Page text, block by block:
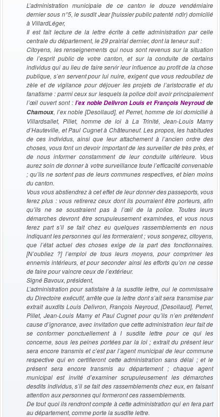
L’administration municipale de ce canton le douze vendémiaire
dernier sous n°5, le susdit Jear [huissier public patenté ndlr) domicilié
à VillardLéger,
Il est fait lecture de la lettre écrite à cette administration par celle
centrale du département, le 29 prairial dernier, dont la teneur suit :
Citoyens, les renseignements qui nous sont revenus sur la situation
de l’esprit public de votre canton, et sur la conduite de certains
individus qui au lieu de faire servir leur influence au profit de la chose
publique, s’en servent pour lui nuire, exigent que vous redoubliez de
zèle et de vigilance pour déjouer les projets de l’aristocratie et du
fanatisme : parmi ceux sur lesquels la police doit avoir principalement
l’œil ouvert sont : l’ex noble Delivron Louis et François Neyroudde
Chamoux, l’ex noble [Desollaud], et Perret, homme de loi domicilié à
Villardsallet, Pillet, homme de loi à La Trinité, Jean-Louis Mamy
d’Hauteville, et Paul Cugnet à Châteuneuf. Les propos, les habitudes
de ces individus, ainsi que leur attachement à l’ancien ordre des
choses, vous font un devoir important de les surveiller de très près, et
de nous informer constamment de leur conduite ultérieure. Vous
aurez soin de donner à votre surveillance toute l’efficacité convenable
; qu’ils ne sortent pas de leurs communes respectives, et bien moins
du canton.
Vous vous abstiendrez à cet effet de leur donner des passeports, vous
ferez plus : vous retirerez ceux dont ils pourraient être porteurs, afin
qu’ils ne se soustraient pas à l’œil de la police. Toutes leurs
démarches devront être scrupuleusement examinées, et vous nous
ferez part s’il se fait chez eu quelques rassemblements en nous
indiquant les personnes qui les formeraient ; vous songerez, citoyens,
que l’état actuel des choses exige de la part des fonctionnaires.
[N’oubliez ?] l’emploi de tous leurs moyens, pour comprimer les
ennemis intérieurs, et pour seconder ainsi les efforts qu’on ne cesse
de faire pour vaincre ceux de l’extérieur.
Signé Bavoux, président,
L’administration pour satisfaire à la susdite lettre, oui le commissaire
du Directoire exécutif, arrête que la lettre dont s’ait sera transmise par
extrait auxdits Louis Delivron, François Neyroud, [Desollaud], Perret,
Pillet, Jean-Louis Mamy et Paul Cugnet pour qu’ils n’en prétendent
cause d’ignorance, avec invitation que cette administration leur fait de
se conformer ponctuellement à l susdite lettre pour ce qui les
concerne, sous les peines portées par la loi ; extrait du présent leur
sera encore transmis et c’est par l’agent municipal de leur commune
respective qui en certifieront cette administration sans délai ; et le
présent sera encore transmis au département ; chaque agent
municipal est invité d’examiner scrupuleusement les démarches
desdits individus, s’il se fait des rassemblements chez eux, en faisant
attention aux personnes qui formeront ces rassemblements.
De tout quoi ils rendront compte à cette administration qui en fera part
au département, comme porte la susdite lettre.